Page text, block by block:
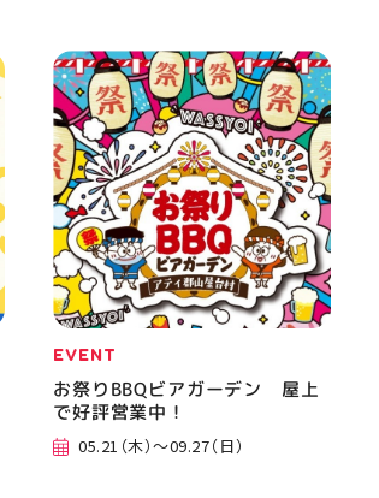
EVENT
お祭りBBQビアガーデン 屋上
で好評営業中！
05.21（木）～09.27（日）